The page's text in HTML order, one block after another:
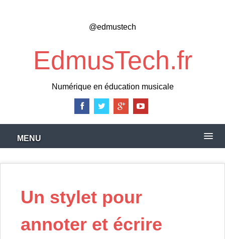
@edmustech
EdmusTech.fr
Numérique en éducation musicale
MENU
Un stylet pour
annoter et écrire